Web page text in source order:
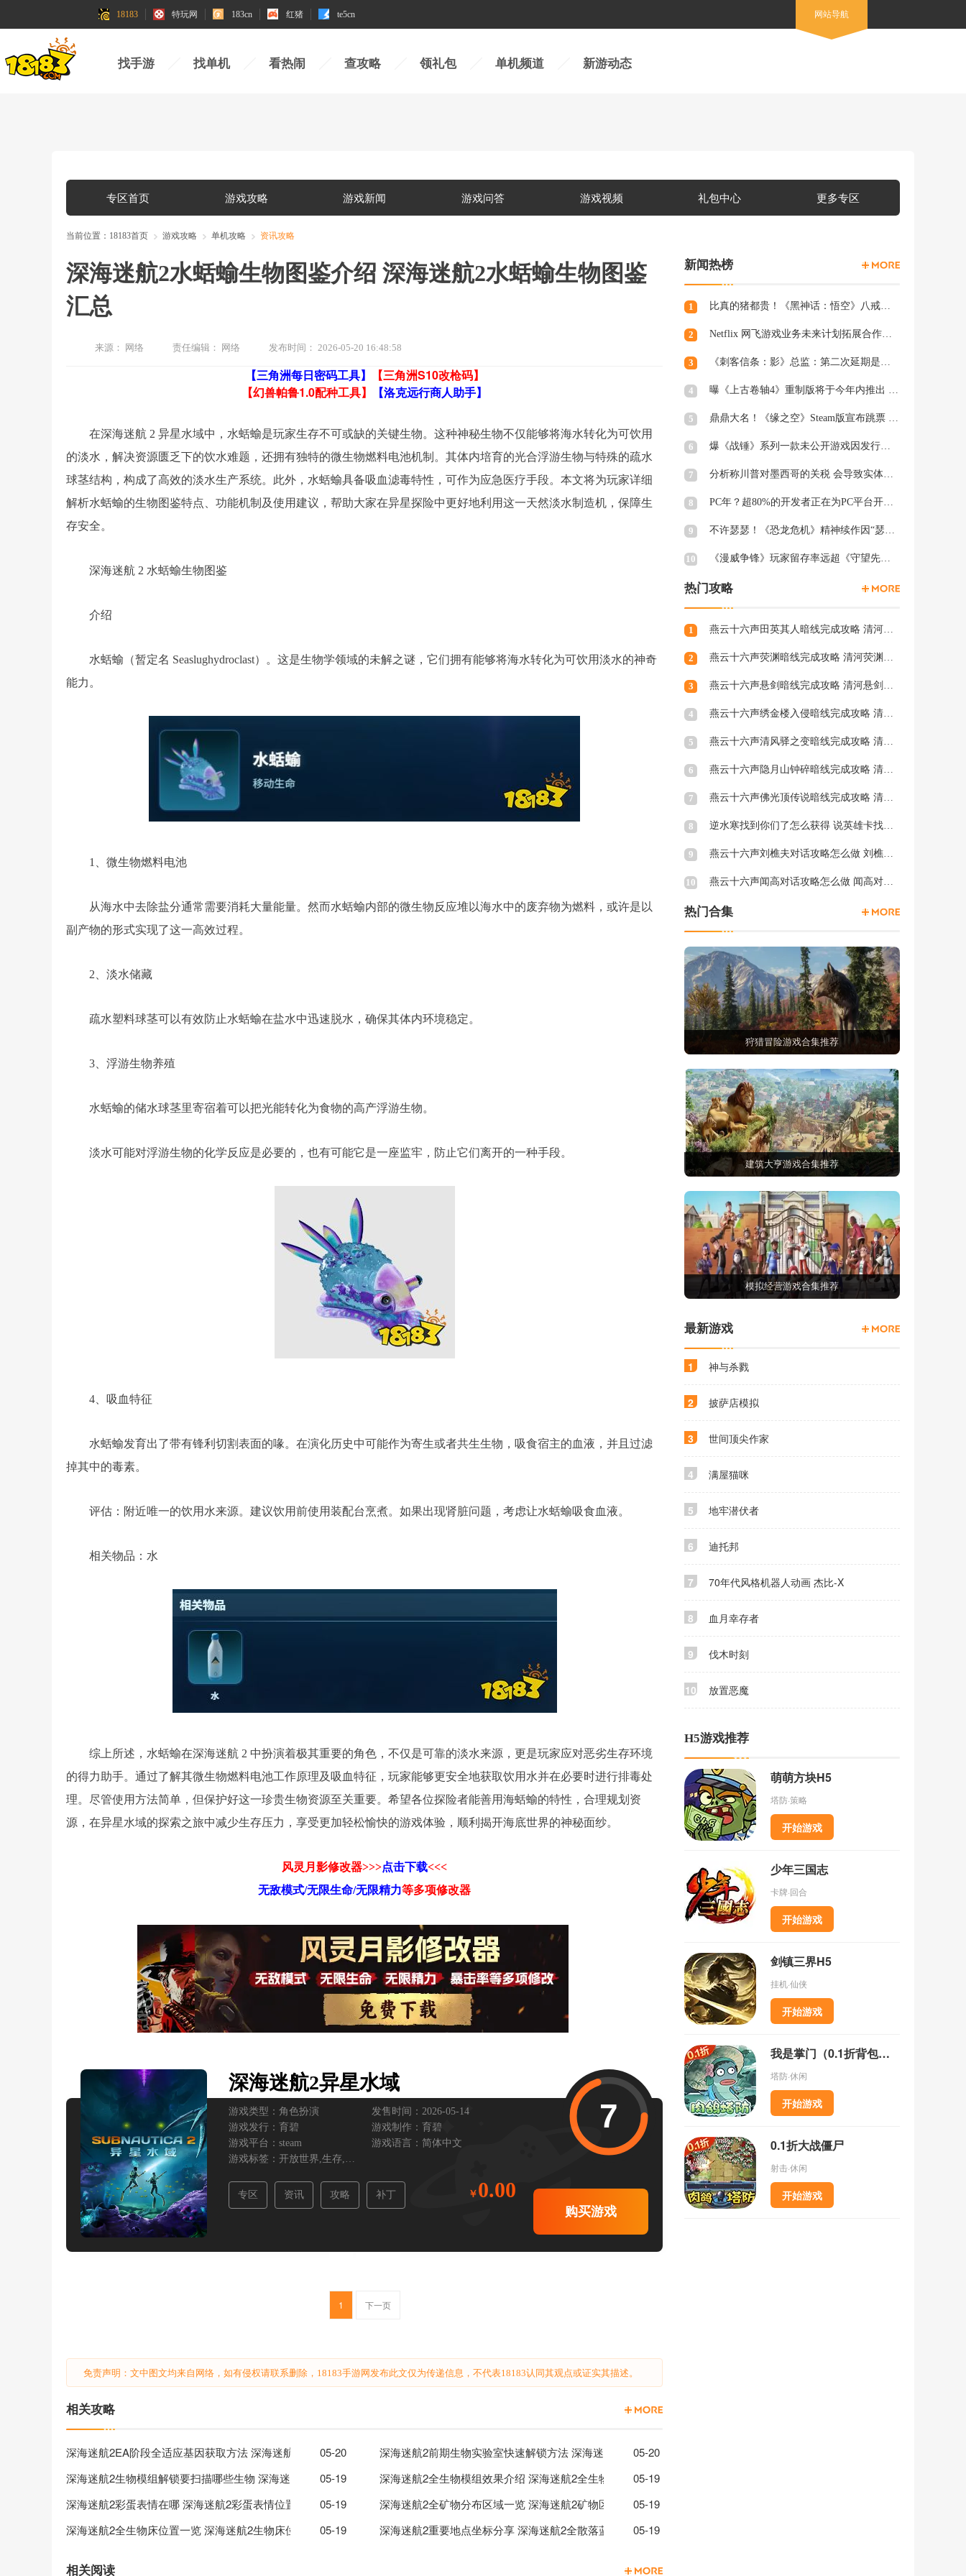
18183 特玩网 183cn 红猪 te5cn 网站导航
找手游 找单机 看热闹 查攻略 领礼包 单机频道 新游动态
专区首页 游戏攻略 游戏新闻 游戏问答 游戏视频 礼包中心 更多专区
当前位置： 18183首页 游戏攻略 单机攻略 资讯攻略
深海迷航2水蛞蝓生物图鉴介绍 深海迷航2水蛞蝓生物图鉴
汇总
来源： 网络 责任编辑： 网络 发布时间： 2026-05-20 16:48:58
【三角洲每日密码工具】
【三角洲S10改枪码】
【幻兽帕鲁1.0配种工具】
【洛克远行商人助手】
在深海迷航 2 异星水域中，水蛞蝓是玩家生存不可或缺的关键生物。这种神秘生物不仅能够将海水转化为可饮用
的淡水，解决资源匮乏下的饮水难题，还拥有独特的微生物燃料电池机制。其体内培育的光合浮游生物与特殊的疏水
球茎结构，构成了高效的淡水生产系统。此外，水蛞蝓具备吸血滤毒特性，可作为应急医疗手段。本文将为玩家详细
解析水蛞蝓的生物图鉴特点、功能机制及使用建议，帮助大家在异星探险中更好地利用这一天然淡水制造机，保障生
存安全。
深海迷航 2 水蛞蝓生物图鉴
介绍
水蛞蝓（暂定名 Seaslughydroclast）。这是生物学领域的未解之谜，它们拥有能够将海水转化为可饮用淡水的神奇
能力。
1、微生物燃料电池
从海水中去除盐分通常需要消耗大量能量。然而水蛞蝓内部的微生物反应堆以海水中的废弃物为燃料，或许是以
副产物的形式实现了这一高效过程。
2、淡水储藏
疏水塑料球茎可以有效防止水蛞蝓在盐水中迅速脱水，确保其体内环境稳定。
3、浮游生物养殖
水蛞蝓的储水球茎里寄宿着可以把光能转化为食物的高产浮游生物。
淡水可能对浮游生物的化学反应是必要的，也有可能它是一座监牢，防止它们离开的一种手段。
4、吸血特征
水蛞蝓发育出了带有锋利切割表面的喙。在演化历史中可能作为寄生或者共生生物，吸食宿主的血液，并且过滤
掉其中的毒素。
评估：附近唯一的饮用水来源。建议饮用前使用装配台烹煮。如果出现肾脏问题，考虑让水蛞蝓吸食血液。
相关物品：水
综上所述，水蛞蝓在深海迷航 2 中扮演着极其重要的角色，不仅是可靠的淡水来源，更是玩家应对恶劣生存环境
的得力助手。通过了解其微生物燃料电池工作原理及吸血特征，玩家能够更安全地获取饮用水并在必要时进行排毒处
理。尽管使用方法简单，但保护好这一珍贵生物资源至关重要。希望各位探险者能善用海蛞蝓的特性，合理规划资
源，在异星水域的探索之旅中减少生存压力，享受更加轻松愉快的游戏体验，顺利揭开海底世界的神秘面纱。
风灵月影修改器>>>点击下载<<<
无敌模式/无限生命/无限精力等多项修改器
深海迷航2异星水域
游戏类型： 角色扮演
发售时间：2026-05-14
游戏发行： 育碧 游戏制作： 育碧
游戏平台： steam 游戏语言： 简体中文
游戏标签： 开放世界,生存,科幻, 基地建设
专区 资讯 攻略 补丁 0.00
7
购买游戏
1 下一页
免责声明：文中图文均来自网络，如有侵权请联系删除，18183手游网发布此文仅为传递信息，不代表18183认同其观点或证实其描述。
相关攻略
深海迷航2EA阶段全适应基因获取方法 深海迷航2四个适应基因解锁方法一览
05-20 深海迷航2前期生物实验室快速解锁方法 深海迷航2生物实验室开局解锁位置一览
05-20
深海迷航2生物模组解锁要扫描哪些生物 深海迷航2生物模组扫描生物汇总一览
05-19 深海迷航2全生物模组效果介绍 深海迷航2全生物模组解锁方法一览
05-19
深海迷航2彩蛋表情在哪 深海迷航2彩蛋表情位置一览
05-19 深海迷航2全矿物分布区域一览 深海迷航2矿物区域分布位置介绍
05-19
深海迷航2全生物床位置一览 深海迷航2生物床位置分享05-19 深海迷航2重要地点坐标分享 深海迷航2全散落蓝图坐标位置一览
05-19
相关阅读
新闻热榜
1 比真的猪都贵！《黑神话：悟空》八戒手办开订：根根分明的猪毛
2 Netflix 网飞游戏业务未来计划拓展合作和家庭类游戏
3 《刺客信条：影》总监：第二次延期是因为屋顶太复杂
4 曝《上古卷轴4》重制版将于今年内推出 虚幻5加持
5 鼎鼎大名！《缘之空》Steam版宣布跳票 将延期至2月28日发售
6 爆《战锤》系列一款未公开游戏因发行商撤资而夭折，开发被迫中断
7 分析称川普对墨西哥的关税 会导致实体游戏价格上涨
8 PC年？超80%的开发者正在为PC平台开发游戏 NS2为8%
9 不许瑟瑟！《恐龙危机》精神续作因“瑟瑟Mod”拒绝登陆PC
10 《漫威争锋》玩家留存率远超《守望先锋2》、《绝地潜兵2》等游戏
热门攻略
1 燕云十六声田英其人暗线完成攻略 清河田英其人暗涌怎么触发
2 燕云十六声荧渊暗线完成攻略 清河荧渊暗涌怎么触发
3 燕云十六声悬剑暗线完成攻略 清河悬剑暗涌怎么触发
4 燕云十六声绣金楼入侵暗线完成攻略 清河绣金楼入侵暗涌怎么触发
5 燕云十六声清风驿之变暗线完成攻略 清河清风驿之变暗涌怎么触发
6 燕云十六声隐月山钟碎暗线完成攻略 清河隐月山钟碎暗涌怎么触发
7 燕云十六声佛光顶传说暗线完成攻略 清河佛光顶传说暗涌怎么触发
8 逆水寒找到你们了怎么获得 说英雄卡找到你们了获得方法
9 燕云十六声刘樵夫对话攻略怎么做 刘樵夫对话结交攻略一览
10 燕云十六声闻高对话攻略怎么做 闻高对话结交攻略一览
热门合集
狩猎冒险游戏合集推荐
建筑大亨游戏合集推荐
模拟经营游戏合集推荐
最新游戏
1 神与杀戮
2 披萨店模拟
3 世间顶尖作家
4 满屋猫咪
5 地牢潜伏者
6 迪托邦
7 70年代风格机器人动画 杰比-X
8 血月幸存者
9 伐木时刻
10 放置恶魔
H5游戏推荐
萌萌方块H5
塔防·策略
开始游戏
少年三国志
卡牌·回合
开始游戏
剑镇三界H5
挂机·仙侠
开始游戏
我是掌门（0.1折背包乱斗）
塔防·休闲
开始游戏
0.1折大战僵尸
射击·休闲
开始游戏